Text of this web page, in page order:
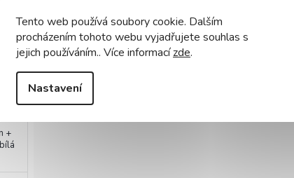
Tento web používá soubory cookie. Dalším
procházením tohoto webu vyjadřujete souhlas s
jejich používáním.. Více informacízde.
Nastavení
+